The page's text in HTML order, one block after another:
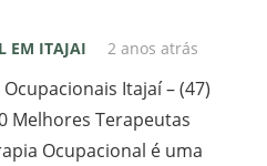
EM ITAJAI 2 anos atrás
Itajaí – (47)
Melhores Terapeutas
Ocupacional é uma